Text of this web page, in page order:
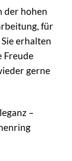
der hohen
für
erhalten
Freude
gerne
–